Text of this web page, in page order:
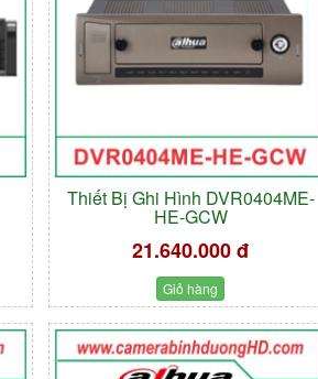
Thiết Bị Ghi Hình DVR0404ME-
HE-GCW
21.640.000 đ
Giỏ hàng